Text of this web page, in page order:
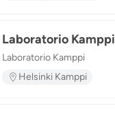
Laboratorio Kamppi
Laboratorio Kamppi
Helsinki Kamppi